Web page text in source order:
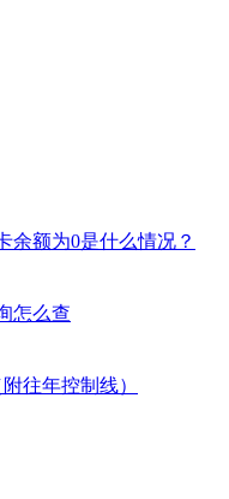
余额为0是什么情况？
怎么查
往年控制线）